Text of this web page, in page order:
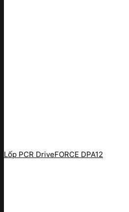
Lốp PCR DriveFORCE DPA12